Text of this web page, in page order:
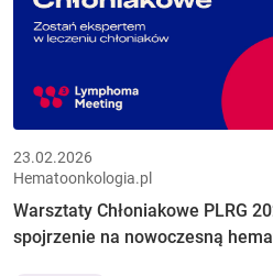
23.02.2026
Hematoonkologia.pl
Warsztaty Chłoniakowe PLRG
spojrzenie na nowoczesną